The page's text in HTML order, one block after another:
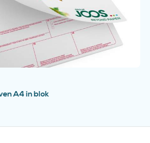
A4 in blok